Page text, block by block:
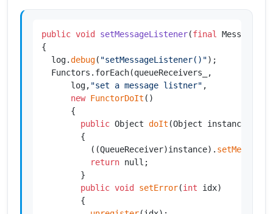
public void setMessageListener(final
{
  log.
debug( "setMessageListener()");
  Functors.forEach(queueReceivers_,
      log,
"set a message listner" ,
new FunctorDoIt ()
      {
public Object doIt (Object instance)
        {
          ((QueueReceiver)instance).
return null;
        }
public void setError(int idx)
        {